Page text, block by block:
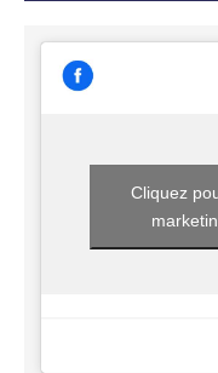
Cliquez